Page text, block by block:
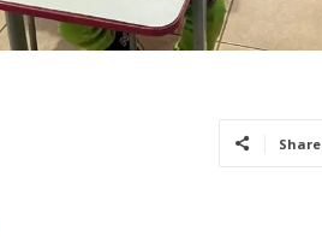
Share